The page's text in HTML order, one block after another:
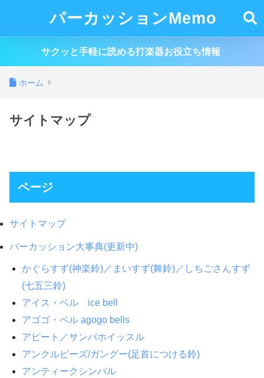
パーカッションMemo
サクッと手軽に読める打楽器お役立ち情報
ホーム
サイトマップ
ページ
サイトマップ
パーカッション大事典(更新中)
かぐらすず(神楽鈴)／まいすず(舞鈴)／しちごさんすず
(七五三鈴)
アイス・ベル ice bell
アゴゴ・ベル agogo bells
アピート／サンバホイッスル
アンクルビーズ/ガングー(足首につける鈴)
アンティークシンバル